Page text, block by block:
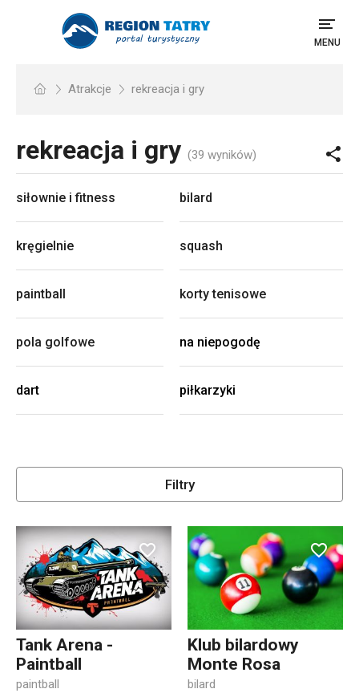
MENU
Atrakcje rekreacja i gry
rekreacja i gry (39 wyników)
siłownie i fitness bilard
kręgielnie squash
paintball korty tenisowe
pola golfowe na niepogodę
dart piłkarzyki
Filtry
Tank Arena -
Paintball
paintball
Klub bilardowy
Monte Rosa
bilard